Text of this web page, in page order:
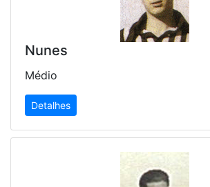
Nunes
Médio
Detalhes